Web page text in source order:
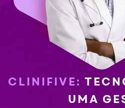
CLINIFIVE:
UMA